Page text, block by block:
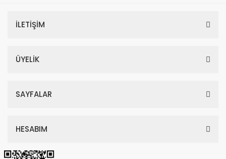
İLETİŞİM
ÜYELİK
SAYFALAR
HESABIM